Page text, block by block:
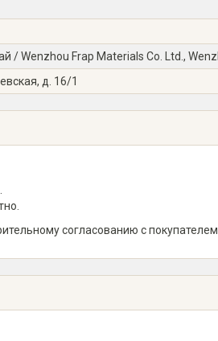
Wenzhou Frap Materials Co. Ltd.,
д. 16/1
согласованию с покупателем.